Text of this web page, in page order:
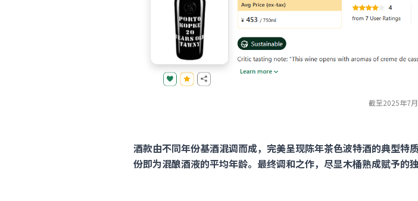
截至2025年7
酒款由不同年份基酒混调而成，完美呈现陈年茶色波特酒的典型
份即为混酿酒液的平均年龄。最终调和之作，尽显木桶熟成赋予的独